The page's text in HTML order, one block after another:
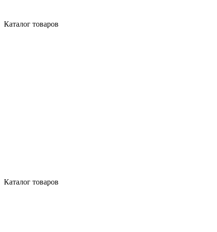
Каталог товаров
Каталог товаров